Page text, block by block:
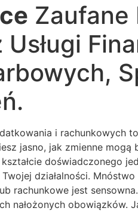
Zaufane
i rachunkowych
jasno, jak zmienne
doświadczonego
działalności.
rachunkowe jest
nałożonych